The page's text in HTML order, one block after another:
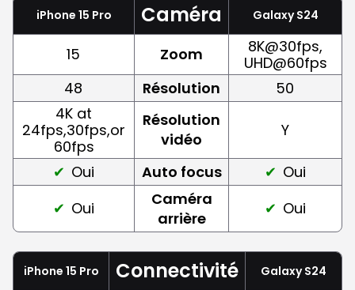
iPhone 15 Pro Caméra Galaxy S24
15 Zoom
8K@30fps,
UHD@60fps
48
Résolution
50
4K at
24fps,30fps,or
60fps
Résolution
vidéo
Y
Oui Auto focus
Oui
Oui
Caméra
arrière
Oui
iPhone 15 Pro Connectivité Galaxy S24